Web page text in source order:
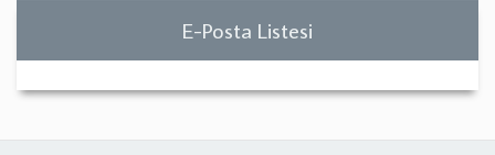
E-Posta Listesi